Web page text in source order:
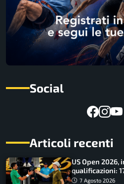
Social
Articoli recenti
US Open
qualificazioni:
draw7 Agosto 2026